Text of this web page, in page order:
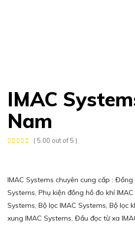
IMAC
Nam
( 5.00 out of 5 )
IMAC Systems chuyên cung cấp : Đồng
Systems, Phụ kiện đồng hồ đo khí
Systems, Bộ lọc IMAC Systems, Bộ lọc
xung IMAC Systems, Đầu đọc từ xa